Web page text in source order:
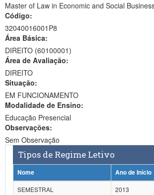
Ministério da Cidadania
Ministério da Saúde
Ministério da Ciência, Tecnologia, Inovações e
Ministério do Meio Ambiente
Ministério do Turismo
Ministério do Desenvolvimento Regional
Controladoria-Geral da União
Ministério da Mulher, da Família e dos Direitos Humanos
Master of Law in Economic and Social
Código:
32040016001P8
Área Básica:
DIREITO (60100001)
Área de Avaliação:
DIREITO
Situação:
EM FUNCIONAMENTO
Modalidade de Ensino:
Educação Presencial
Observações:
Sem Observação
Tipos de Regime Letivo
Nome
Ano de Início
SEMESTRAL
2013